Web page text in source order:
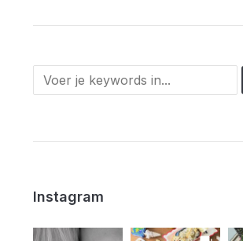
Instagram